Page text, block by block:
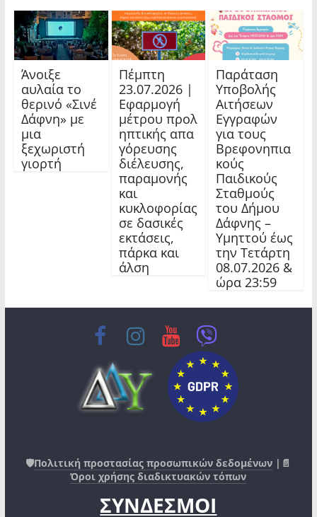
Άνοιξε
αυλαία το
θερινό «Σινέ
Δάφνη» με
μια
ξεχωριστή
γιορτή
Πέμπτη
23.07.2026 |
Εφαρμογή
μέτρου προλ
ηπτικής απα
γόρευσης
διέλευσης,
παραμονής
και
κυκλοφορίας
σε δασικές
εκτάσεις,
πάρκα και
άλση
Παράταση
Υποβολής
Αιτήσεων
Εγγραφών
για τους
Βρεφονηπια
κούς
Παιδικούς
Σταθμούς
του Δήμου
Δάφνης –
Υμηττού έως
την Τετάρτη
08.07.2026 &
ώρα 23:59
🛡️Πολιτική προστασίας προσωπικών δεδομένων |📄
Όροι χρήσης διαδικτυακών τόπων
ΣΥΝΔΕΣΜΟΙ